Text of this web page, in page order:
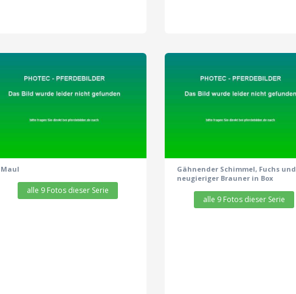
zeige alle 9 Fotos
Maul
alle 9 Fotos dieser Serie
zeige alle 9 Fotos
Gähnender Schimmel, Fuchs und
neugieriger Brauner in Box
alle 9 Fotos dieser Serie